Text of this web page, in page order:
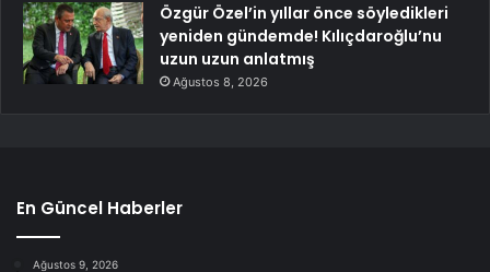
Özgür Özel’in yıllar önce söyledikleri
yeniden gündemde! Kılıçdaroğlu’nu
uzun uzun anlatmış
Ağustos 8, 2026
En Güncel Haberler
Ağustos 9, 2026